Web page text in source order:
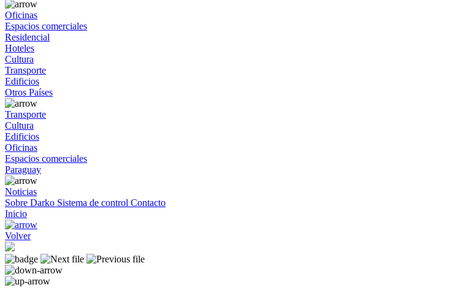
Oficinas
Espacios comerciales
Residencial
Hoteles
Cultura
Transporte
Edificios
Otros Países
Transporte
Cultura
Edificios
Oficinas
Espacios comerciales
Paraguay
Noticias
Sobre Darko Sistema de control Contacto
Inicio
Volver